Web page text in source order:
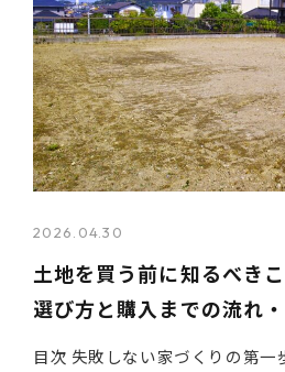
2026.04.30
土地を買う前に知るべき
選び方と購入までの流れ
目次 失敗しない家づくりの第一